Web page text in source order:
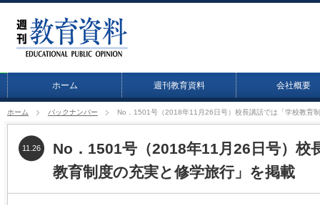
ホーム 週刊教育資料 会社概要
ホーム バックナンバー No．1501号（2018年11月26日号）校長講話では「学校教育
No．1501号（2018年11月26日号）校
教育制度の充実と修学旅行」を掲載
11.26